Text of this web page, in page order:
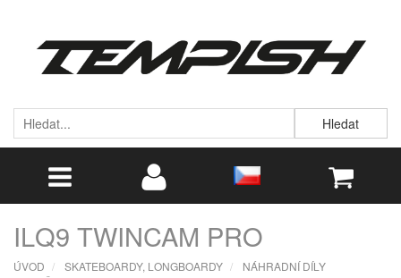
Hledat
ILQ9 TWINCAM PRO
ÚVOD SKATEBOARDY, LONGBOARDY
NÁHRADNÍ DÍLY